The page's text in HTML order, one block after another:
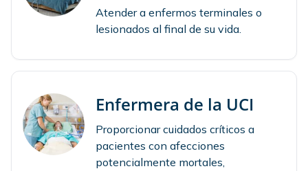
Atender a enfermos terminales o
lesionados al final de su vida.
Enfermera de la UCI
Proporcionar cuidados críticos a
pacientes con afecciones
potencialmente mortales,